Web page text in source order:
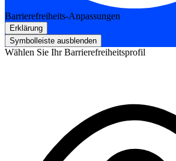
Barrierefreiheits-Anpassungen
Erklärung
Symbolleiste ausblenden
Wählen Sie Ihr Barrierefreiheitsprofil